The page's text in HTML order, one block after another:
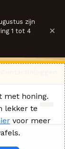
zijn
1 tot 4
×
met honing.
lekker te
voor meer